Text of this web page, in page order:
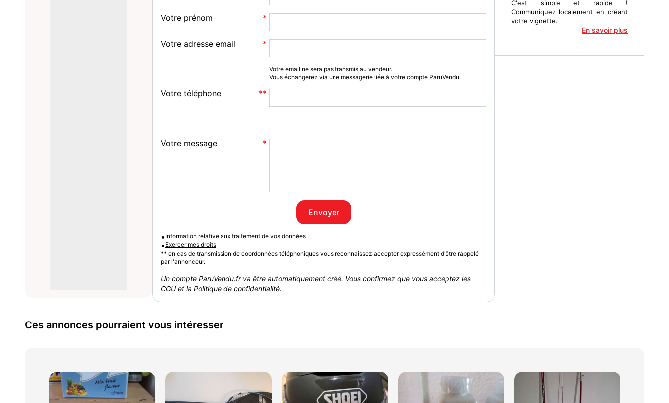
Votre prénom
Votre adresse email
Votre email ne sera pas transmis au vendeur.
Vous échangerez via une messagerie liée à votre compte ParuVendu.
Votre téléphone
Votre message
Envoyer
• Information relative aux traitement de vos données
• Exercer mes droits
** en cas de transmission de coordonnées téléphoniques vous reconnaissez accepter expressément d'être rappelé
par l'annonceur.
Un compte ParuVendu.fr va être automatiquement créé. Vous confirmez que vous acceptez les
CGU et la Politique de confidentialité.
C'est simple et rapide !
Communiquez localement en créant
votre vignette.
En savoir plus
Ces annonces pourraient vous intéresser